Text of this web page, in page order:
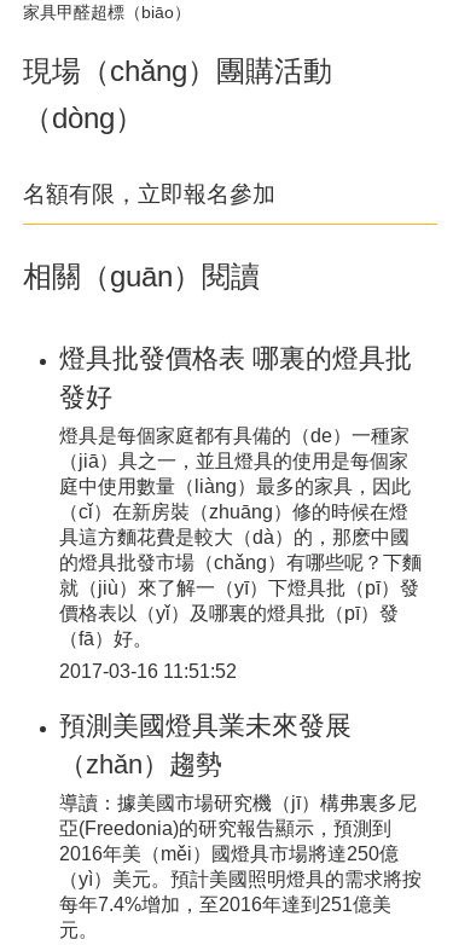
家具甲醛超標（biāo）
現場（chǎng）團購活動
（dòng）
名額有限，立即報名參加
相關（guān）閱讀
燈具批發價格表 哪裏的燈具批
發好
燈具是每個家庭都有具備的（de）一種家
（jiā）具之一，並且燈具的使用是每個家
庭中使用數量（liàng）最多的家具，因此
（cǐ）在新房裝（zhuāng）修的時候在燈
具這方麵花費是較大（dà）的，那麽中國
的燈具批發市場（chǎng）有哪些呢？下麵
就（jiù）來了解一（yī）下燈具批（pī）發
價格表以（yǐ）及哪裏的燈具批（pī）發
（fā）好。
2017-03-16 11:51:52
預測美國燈具業未來發展
（zhǎn）趨勢
導讀：據美國市場研究機（jī）構弗裏多尼
亞(Freedonia)的研究報告顯示，預測到
2016年美（měi）國燈具市場將達250億
（yì）美元。預計美國照明燈具的需求將按
每年7.4%增加，至2016年達到251億美
元。